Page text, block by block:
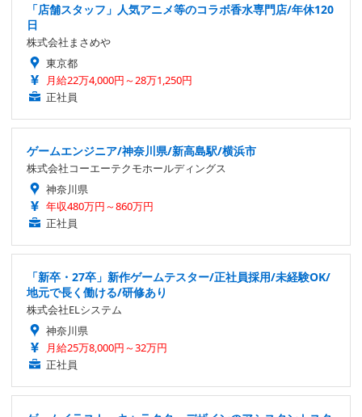
「店舗スタッフ」人気アニメ等のコラボ香水専門店/年休120
日
株式会社まさめや
東京都
月給22万4,000円～28万1,250円
正社員
ゲームエンジニア/神奈川県/新高島駅/横浜市
株式会社コーエーテクモホールディングス
神奈川県
年収480万円～860万円
正社員
「新卒・27卒」新作ゲームテスター/正社員採用/未経験OK/
地元で長く働ける/研修あり
株式会社ELシステム
神奈川県
月給25万8,000円～32万円
正社員